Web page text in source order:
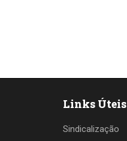
Links Úteis
Sindicalização